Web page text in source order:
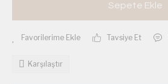
Sepete Ekle
Tavsiye Et
Karşılaştır